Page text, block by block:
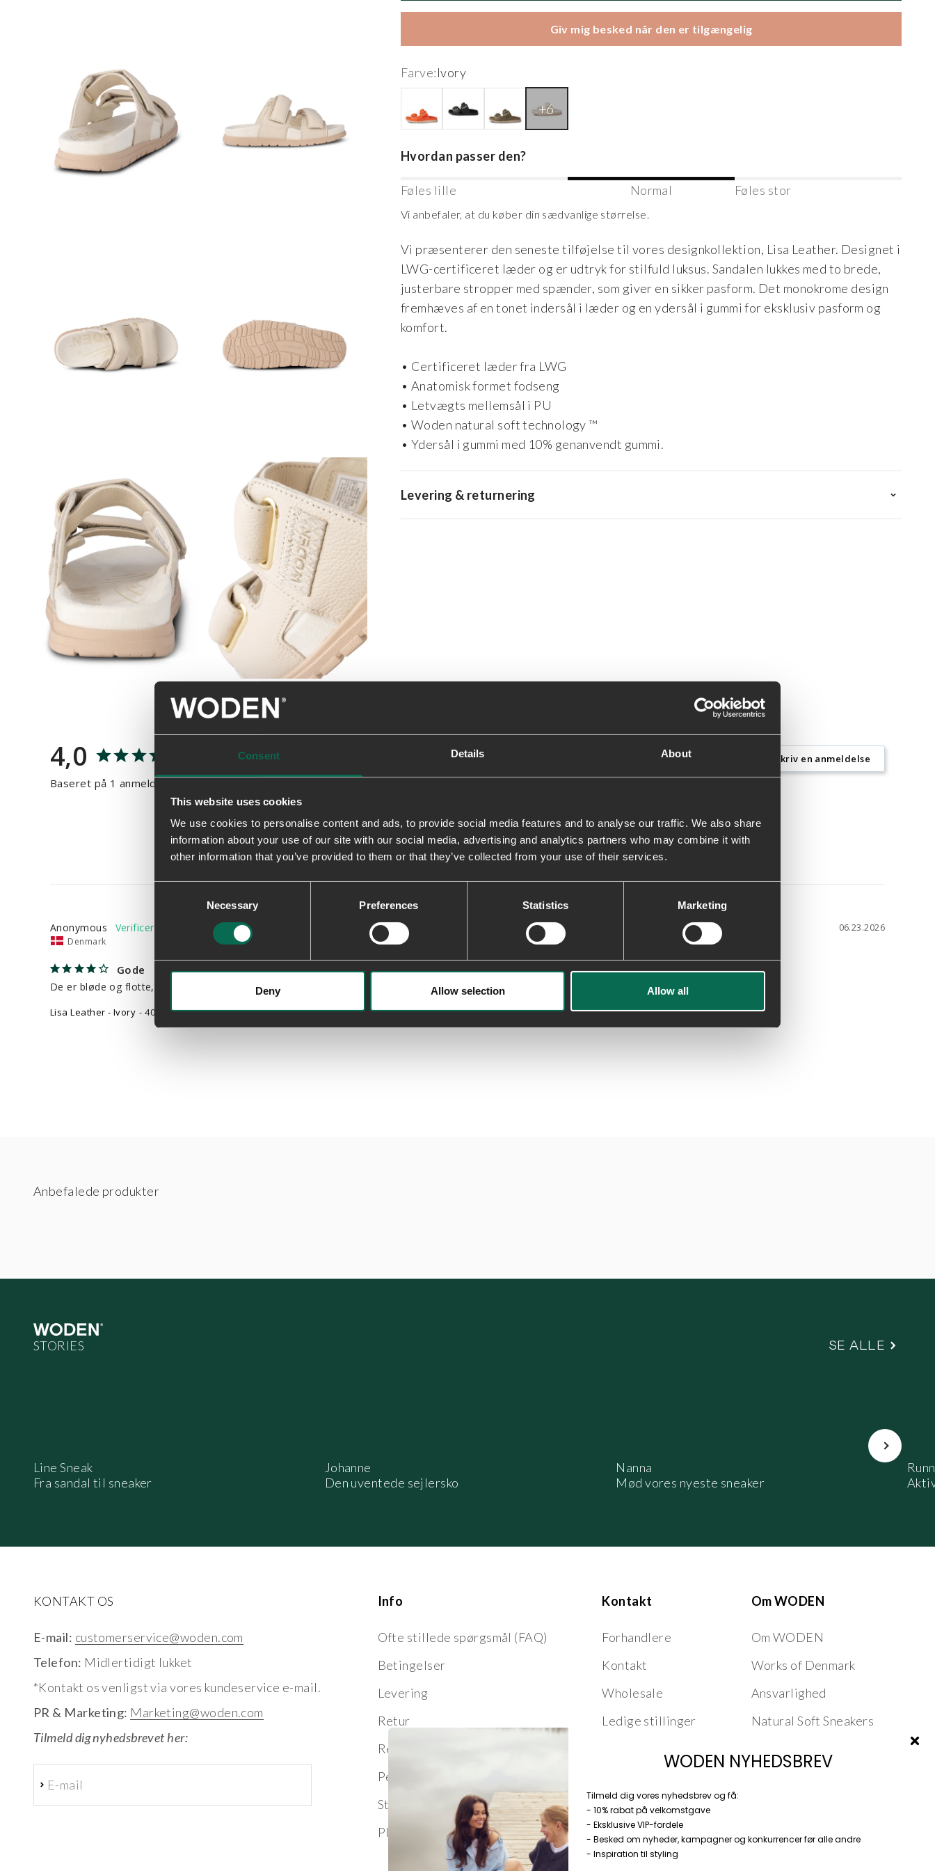
Consent Details About
This website uses cookies
We use cookies to personalise content and ads, to provide social media features and to analyse our traffic. We also share
information about your use of our site with our social media, advertising and analytics partners who may combine it with
other information that you’ve provided to them or that they’ve collected from your use of their services.
Necessary Preferences Statistics Marketing
Deny Allow selection Allow all
Giv mig besked når den er tilgængelig
Farve:Ivory
Hvordan passer den?
Føles lille Normal Føles stor
Vi anbefaler, at du køber din sædvanlige størrelse.
Vi præsenterer den seneste tilføjelse til vores designkollektion, Lisa Leather. Designet i
LWG-certificeret læder og er udtryk for stilfuld luksus. Sandalen lukkes med to brede,
justerbare stropper med spænder, som giver en sikker pasform. Det monokrome design
fremhæves af en tonet indersål i læder og en ydersål i gummi for eksklusiv pasform og
komfort.
• Certificeret læder fra LWG
• Anatomisk formet fodseng
• Letvægts mellemsål i PU
• Woden natural soft technology ™
• Ydersål i gummi med 10% genanvendt gummi.
Levering & returnering
4,0
Baseret på 1 anmeldelser
Skriv en anmeldelse
06.23.2026
Anonymous
Denmark
Gode
De er bløde og flotte, dog lidt for store
Lisa Leather - Ivory 40
SE ALLE
Line Sneak
Fra sandal til sneaker
Johanne
Den uventede sejlersko
Nanna
Mød vores nyeste sneaker
Næste
KONTAKT OS
E-mail: customerservice@woden.com
Telefon: Midlertidigt lukket
*Kontakt os venligst via vores kundeservice e-mail.
PR & Marketing: Marketing@woden.com
Tilmeld dig nyhedsbrevet her:
E-mail
Abonnér
Info
Ofte stillede spørgsmål (FAQ)
Betingelser
Levering
Retur
Reklamation
Persondata
Størrelsesguide
Pleje og vedligeholdelse
Kontakt
Forhandlere
Kontakt
Wholesale
Ledige stillinger
Om WODEN
Om WODEN
Works of Denmark
Ansvarlighed
Natural Soft Sneakers
WODEN NYHEDSBREV
Tilmeld dig vores nyhedsbrev og få:
- 10% rabat på velkomstgave
- Eksklusive VIP-fordele
- Besked om nyheder, kampagner og konkurrencer før alle andre
- Inspiration til styling